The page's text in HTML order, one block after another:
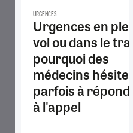
URGENCES
Urgences en
vol ou dans le
pourquoi des
médecins
parfois à
à l'appel